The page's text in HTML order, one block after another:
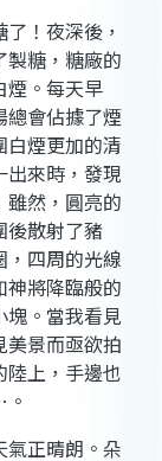
！夜深後，
製糖，糖廠的
煙。每天早
總會佔據了煙
白煙更加的清
出來時，發現
雖然，圓亮的
後散射了豬
，四周的光線
神將降臨般的
塊。當我看見
美景而亟欲拍
陸上，手邊也
正晴朗。朵